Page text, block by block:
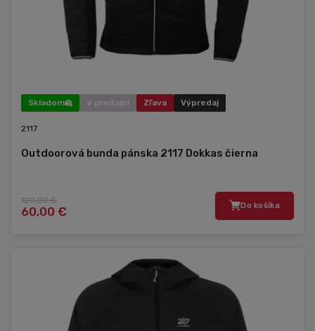
Skladom V predajni Zľava Výpredaj
2117
Outdoorová bunda pánska 2117 Dokkas čierna
120,00 €
60,00 € Do košíka